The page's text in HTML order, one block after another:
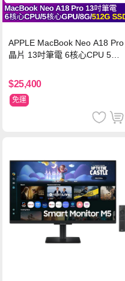
APPLE MacBook Neo A18 Pro
晶片 13吋筆電 6核心CPU 5核
$25,400
免運